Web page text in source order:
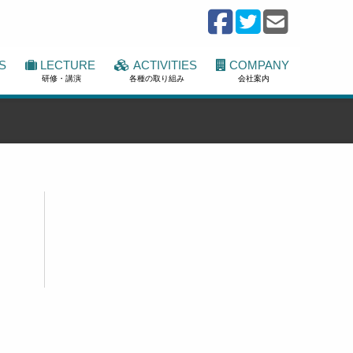
LECTURE
研修・講演
ACTIVITIES
各種の取り組み
COMPANY
会社案内